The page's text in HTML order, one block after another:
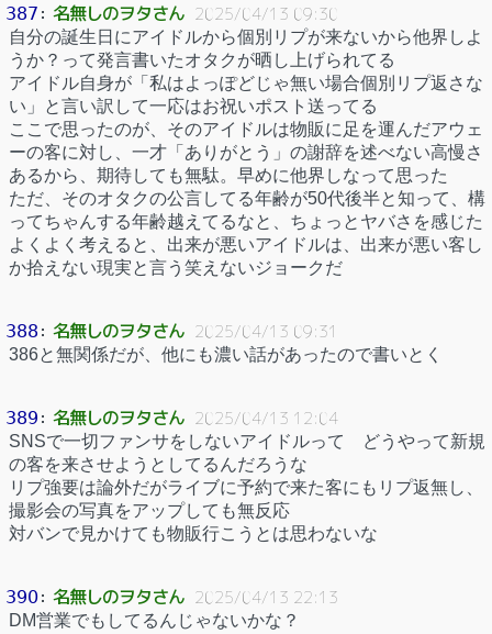
387 ： 名無しのヲタさん 2025/04/13 09:30
自分の誕生日にアイドルから個別リプが来ないから他界しよ
うか？って発言書いたオタクが晒し上げられてる
アイドル自身が「私はよっぽどじゃ無い場合個別リプ返さな
い」と言い訳して一応はお祝いポスト送ってる
ここで思ったのが、そのアイドルは物販に足を運んだアウェ
ーの客に対し、一才「ありがとう」の謝辞を述べない高慢さ
あるから、期待しても無駄。早めに他界しなって思った
ただ、そのオタクの公言してる年齢が50代後半と知って、構
ってちゃんする年齢越えてるなと、ちょっとヤバさを感じた
よくよく考えると、出来が悪いアイドルは、出来が悪い客し
か拾えない現実と言う笑えないジョークだ
388 ： 名無しのヲタさん 2025/04/13 09:31
386と無関係だが、他にも濃い話があったので書いとく
389 ： 名無しのヲタさん 2025/04/13 12:04
SNSで一切ファンサをしないアイドルって どうやって新規
の客を来させようとしてるんだろうな
リプ強要は論外だがライブに予約で来た客にもリプ返無し、
撮影会の写真をアップしても無反応
対バンで見かけても物販行こうとは思わないな
390： 名無しのヲタさん 2025/04/13 22:13
DM営業でもしてるんじゃないかな？